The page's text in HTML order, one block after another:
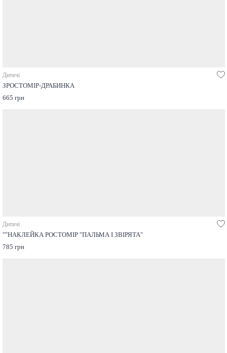
Дитячі
ЗРОСТОМІР-ДРАБИНКА
665 грн
Дитячі
""НАКЛЕЙКА РОСТОМІР "ПАЛЬМА І ЗВІРЯТА"
785 грн